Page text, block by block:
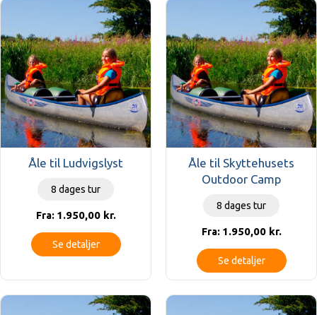
Åle til Ludvigslyst
8 dages tur
Fra: 1.950,00 kr.
Se detaljer
Åle til Skyttehusets
Outdoor Camp
8 dages tur
Fra: 1.950,00 kr.
Se detaljer